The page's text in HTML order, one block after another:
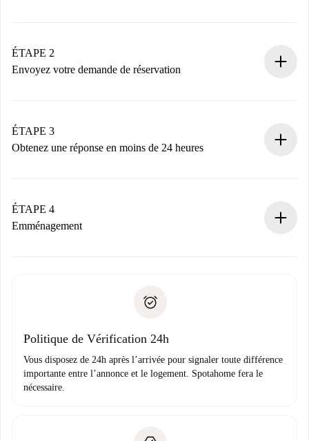
Vous disposez à l’avance de toutes les informations
nécessaires.
ÉTAPE 2
Envoyez votre demande de réservation
Nous ne vous facturerons rien tant que le propriétaire
n’aura pas accepté.
ÉTAPE 3
Obtenez une réponse en moins de 24 heures
contact avec le propriétaire.
Si refusé : aucun prélèvement et nous vous proposerons
Justificatif de solvabilité
ÉTAPE 4
Emménagement
uniquement si aucun problème n'est signalé.
Politique de Vérification 24h
Vous disposez de 24h après l’arrivée pour signaler toute différence
importante entre l’annonce et le logement. Spotahome fera le
nécessaire.